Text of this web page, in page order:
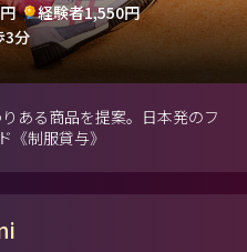
経験者1,550円
3分
ある商品を提案。日本発のフ
《制服貸与》